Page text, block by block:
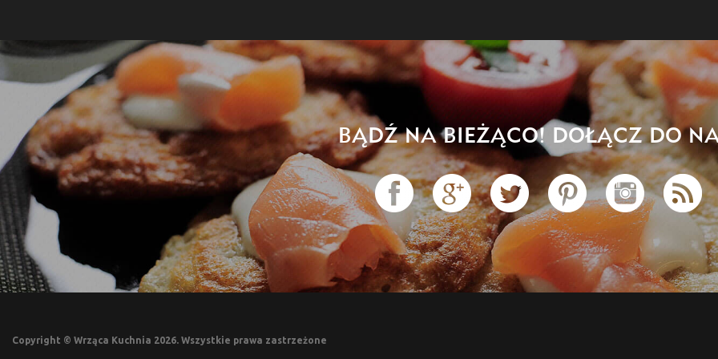
BĄDŹ NA BIEŻĄCO! DOŁĄCZ DO
Copyright © Wrząca Kuchnia 2026. Wszystkie prawa zastrzeżone